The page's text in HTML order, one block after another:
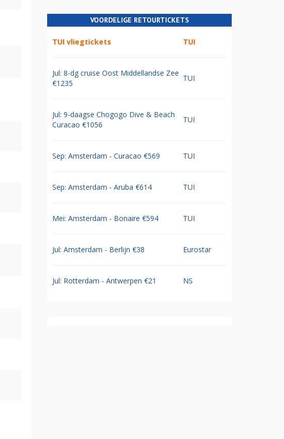
VOORDELIGE RETOURTICKETS
TUI vliegtickets TUI
Jul: 8-dg cruise Oost Middellandse Zee
€1235
TUI
Jul: 9-daagse Chogogo Dive & Beach
Curacao €1056
TUI
Sep: Amsterdam - Curacao €569 TUI
Sep: Amsterdam - Aruba €614 TUI
Mei: Amsterdam - Bonaire €594 TUI
Jul: Amsterdam - Berlijn €38 Eurostar
Jul: Rotterdam - Antwerpen €21 NS